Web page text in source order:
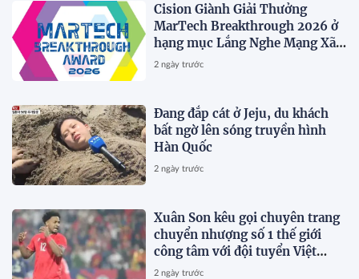
Cision Giành Giải Thưởng
MarTech Breakthrough 2026 ở
hạng mục Lắng Nghe Mạng Xã
Hội, Phân Phối Thông Cáo Báo
2 ngày trước
Đang đắp cát ở Jeju, du khách
bất ngờ lên sóng truyền hình
Hàn Quốc
2 ngày trước
Xuân Son kêu gọi chuyên trang
chuyển nhượng số 1 thế giới
công tâm với đội tuyển Việt
Nam
2 ngày trước